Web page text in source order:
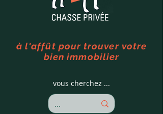
à l'affût pour trouver votre
bien immobilier
vous cherchez ...